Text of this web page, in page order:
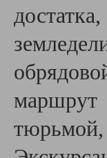
маршрут